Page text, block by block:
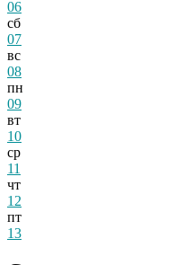
06
сб
07
вс
08
пн
09
вт
10
ср
11
чт
12
пт
13